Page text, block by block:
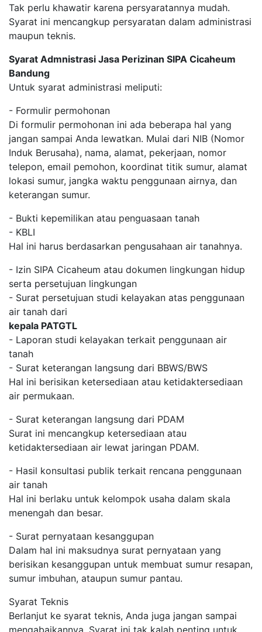
Tak perlu khawatir karena persyaratannya mudah.
Syarat ini mencangkup persyaratan dalam administrasi
maupun teknis.
Syarat Admnistrasi Jasa Perizinan SIPA Cicaheum
Bandung
Untuk syarat administrasi meliputi:
- Formulir permohonan
Di formulir permohonan ini ada beberapa hal yang
jangan sampai Anda lewatkan. Mulai dari NIB (Nomor
Induk Berusaha), nama, alamat, pekerjaan, nomor
telepon, email pemohon, koordinat titik sumur, alamat
lokasi sumur, jangka waktu penggunaan airnya, dan
keterangan sumur.
- Bukti kepemilikan atau penguasaan tanah
- KBLI
Hal ini harus berdasarkan pengusahaan air tanahnya.
- Izin SIPA Cicaheum atau dokumen lingkungan hidup
serta persetujuan lingkungan
- Surat persetujuan studi kelayakan atas penggunaan
air tanah dari
kepala PATGTL
- Laporan studi kelayakan terkait penggunaan air
tanah
- Surat keterangan langsung dari BBWS/BWS
Hal ini berisikan ketersediaan atau ketidaktersediaan
air permukaan.
- Surat keterangan langsung dari PDAM
Surat ini mencangkup ketersediaan atau
ketidaktersediaan air lewat jaringan PDAM.
- Hasil konsultasi publik terkait rencana penggunaan
air tanah
Hal ini berlaku untuk kelompok usaha dalam skala
menengah dan besar.
- Surat pernyataan kesanggupan
Dalam hal ini maksudnya surat pernyataan yang
berisikan kesanggupan untuk membuat sumur resapan,
sumur imbuhan, ataupun sumur pantau.
Syarat Teknis
Berlanjut ke syarat teknis, Anda juga jangan sampai
mengabaikannya. Syarat ini tak kalah penting untuk